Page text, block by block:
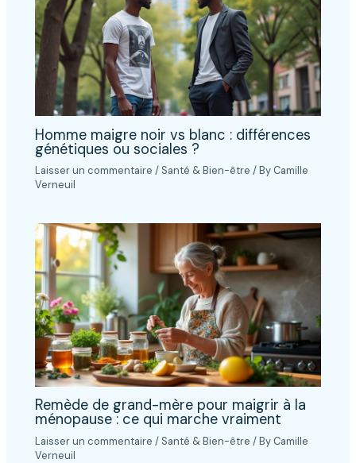
Homme maigre noir vs blanc : différences
génétiques ou sociales ?
Laisser un commentaire / Santé & Bien-être / By Camille
Verneuil
Remède de grand-mère pour maigrir à la
ménopause : ce qui marche vraiment
Laisser un commentaire / Santé & Bien-être / By Camille
Verneuil